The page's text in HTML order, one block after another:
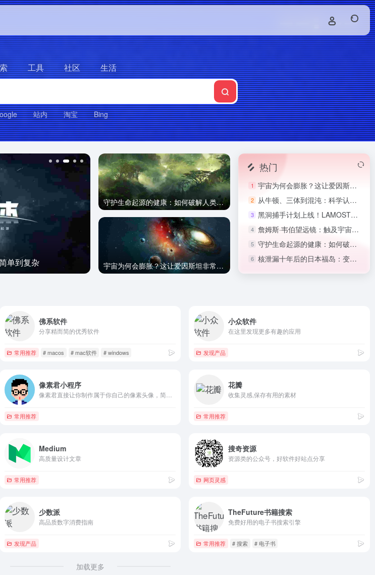
工具 社区 生活
站内 淘宝 Bing
单到复杂
黑洞捕手计划上线！LAMOST发现迄今最大的恒星级黑
守护生命起源的健康：如何破解人类生育力下降难题
宇宙为何会膨胀？这让爱因斯坦非常“懊恼”！
热门
1 宇宙为何会膨胀？这让爱因斯坦非常“懊恼”！
2 从牛顿、三体到混沌：科学认知如何从简单到复杂
3 黑洞捕手计划上线！LAMOST发现迄今最大的恒星级黑洞
4 詹姆斯·韦伯望远镜：触及宇宙中曾经遥不可及的角落
5 守护生命起源的健康：如何破解人类生育力下降难题
6 核泄漏十年后的日本福岛：变成野生动物的天堂
佛系软件
分享精而简的优秀软件
常用推荐 # macos # mac软件 # windows
小众软件
在这里发现更多有趣的应用
发现产品
主题
像素君小程序
像素君直接让你制作属于你自己的像素头像，简单操作，独特风格。
常用推荐
花瓣
收集灵感,保存有用的素材
常用推荐
Medium
高质量设计文章
常用推荐
搜奇资源
资源类的公众号，好软件好站点分享
网页灵感
少数派
高品质数字消费指南
发现产品
TheFuture书籍搜索
免费好用的电子书搜索引擎
常用推荐 # 搜索 # 电子书
加载更多